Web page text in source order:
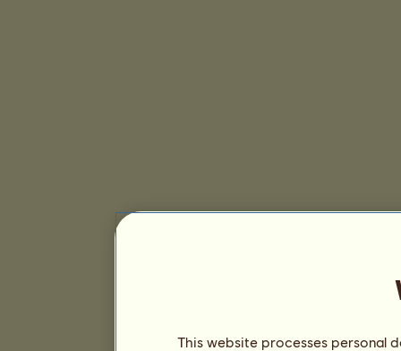
This website processes personal